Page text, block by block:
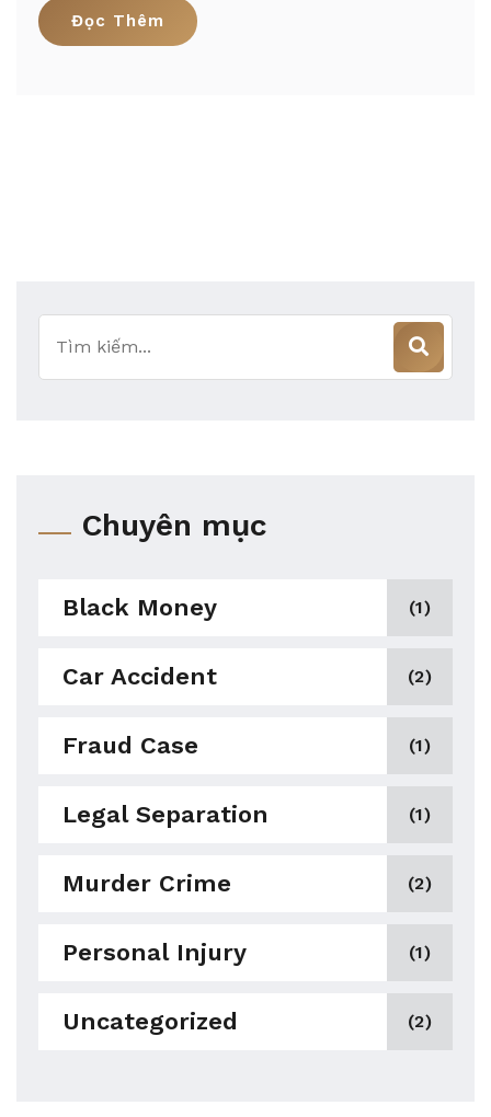
Đọc Thêm
kiếm
Chuyên mục
Black Money (1)
Car Accident (2)
Fraud Case (1)
Legal Separation (1)
Murder Crime (2)
Personal Injury (1)
Uncategorized (2)